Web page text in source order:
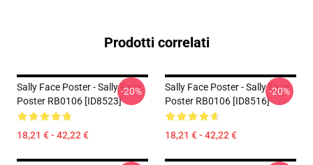
Prodotti correlati
Sally Face Poster - Sally Face
Poster RB0106 [ID8523]
18,21 € - 42,22 €
-20%
Sally Face Poster - Sally Face
Poster RB0106 [ID8516]
18,21 € - 42,22 €
-20%